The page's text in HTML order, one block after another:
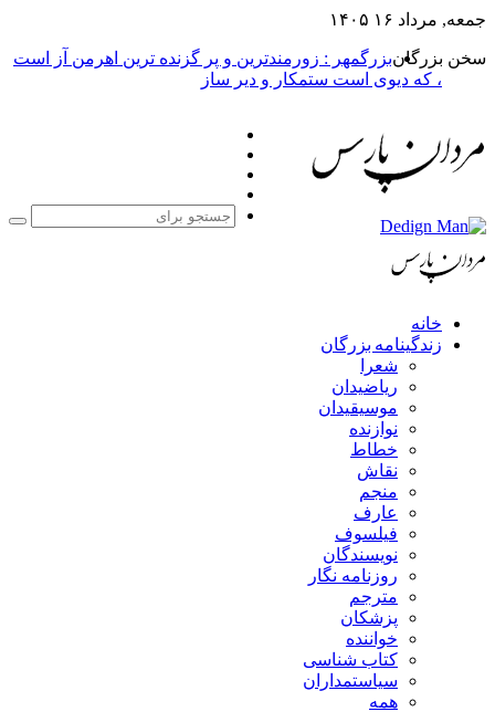
جمعه, مرداد ۱۶ ۱۴۰۵
سخن بزرگانبزرگمهر : زورمندترین و پر گزنده ترین اهرمن آز است
، که دیوی است ستمکار و دیر ساز
خانه
زندگینامه بزرگان
شعرا
ریاضیدان
موسیقیدان
نوازنده
خطاط
نقاش
منجم
عارف
فیلسوف
نویسندگان
روزنامه نگار
مترجم
پزشکان
خواننده
کتاب شناسی
سیاستمداران
همه